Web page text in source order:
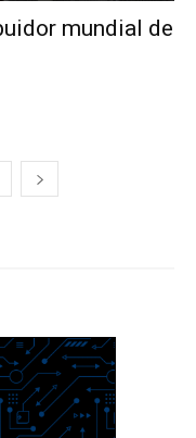
mundial de